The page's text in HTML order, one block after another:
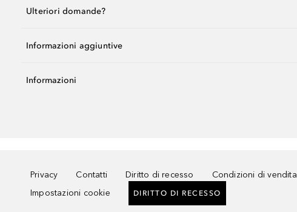
Ulteriori domande?
Informazioni aggiuntive
Informazioni
Privacy Contatti Diritto di recesso Condizioni di vendita
Impostazioni cookie
DIRITTO DI RECESSO